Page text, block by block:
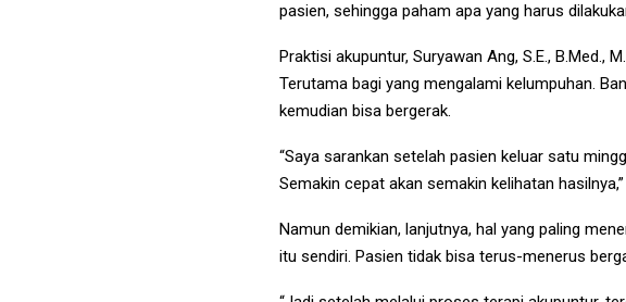
pasien, sehingga paham apa yang harus
Praktisi akupuntur, Suryawan Ang, S.E., B.Med.,
Terutama bagi yang mengalami kelumpuhan.
kemudian bisa bergerak.
“Saya sarankan setelah pasien keluar satu
Semakin cepat akan semakin kelihatan
Namun demikian, lanjutnya, hal yang paling
itu sendiri. Pasien tidak bisa terus-menerus